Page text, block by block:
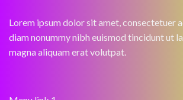
Lorem ipsum dolor sit amet, consectetuer
diam nonummy nibh euismod tincidunt ut
magna aliquam erat volutpat.